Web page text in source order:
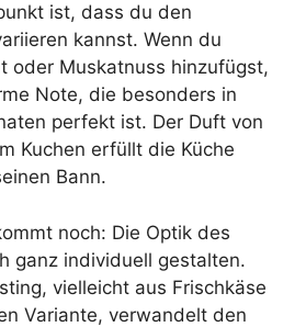
ist, dass du den
kannst. Wenn du
oder Muskatnuss hinzufügst,
Note, die besonders in
perfekt ist. Der Duft von
Kuchen erfüllt die Küche
Bann.
noch: Die Optik des
ganz individuell gestalten.
vielleicht aus Frischkäse
Variante, verwandelt den